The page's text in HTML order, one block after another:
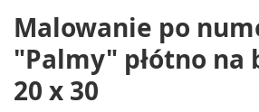
Malowanie po
"Palmy" płótno
20 x 30